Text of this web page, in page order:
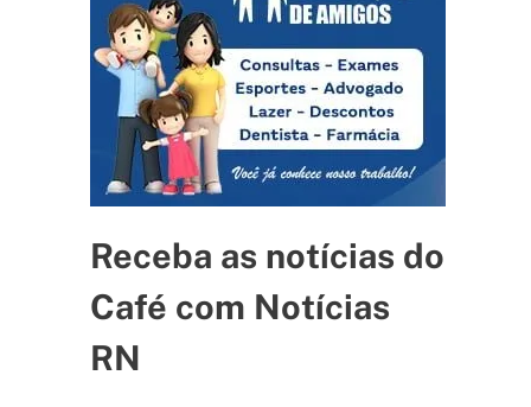
Receba as notícias do
Café com Notícias
RN